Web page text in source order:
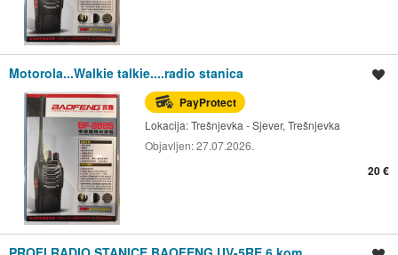
Motorola...Walkie talkie....radio stanica
PayProtect
Lokacija:Trešnjevka - Sjever, Trešnjevka
Objavljen:27.07.2026.
20 €